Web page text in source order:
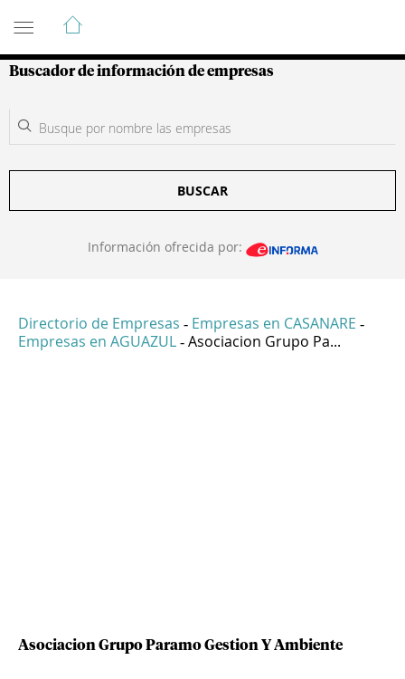
Guía de Empresas Colombianas
Buscador de información de empresas
BUSCAR
Información ofrecida por:
Directorio de Empresas - Empresas en CASANARE -
Empresas en AGUAZUL - Asociacion Grupo Pa...
Asociacion Grupo Paramo Gestion Y Ambiente